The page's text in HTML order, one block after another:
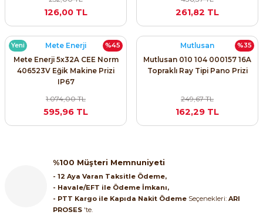
Yol Vericiler
126,00 TL 261,82 TL
Yeni %45
Mete Enerji
Mete Enerji 5x32A CEE Norm
406523V Eğik Makine Prizi
IP67
1.074,00 TL
595,96 TL
%35
Mutlusan
Mutlusan 010 104 000157 16A
Topraklı Ray Tipi Pano Prizi
249,67 TL
162,29 TL
%100 Müşteri Memnuniyeti
- 12 Aya Varan Taksitle Ödeme,
- Havale/EFT ile Ödeme İmkanı,
- PTT Kargo ile Kapıda Nakit Ödeme Seçenekleri: ARI
PROSES 'te.